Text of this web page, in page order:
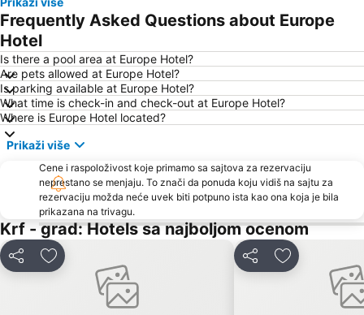
Nisaki
Aghios Georgios Argirades
Plaža Bella Vraka
Corfu International Airport
Plaža Kavos
Igoumenitsa
Lefkas - Town
Μoraitika
Paralies Kassiopis
Plava laguna
Mikri Ammos
K.T.E.L. Corfu
Agios Spyridon Church
Ionian Academy
Kerasia
Acharavi
Syri i Kaltër
Ekthesiako Kentro Kerkuras Corexpo
Plaža Ipsos
Agios Georgios
Zavia
Prapa Mali
Frequently Asked Questions about Europe
Hotel
Is there a pool area at Europe Hotel?
Are pets allowed at Europe Hotel?
Is parking available at Europe Hotel?
What time is check-in and check-out at Europe Hotel?
Where is Europe Hotel located?
Prikaži više
Cene i raspoloživost koje primamo sa sajtova za rezervaciju
neprestano se menjaju. To znači da ponuda koju vidiš na sajtu za
rezervaciju možda neće uvek biti potpuno ista kao ona koja je bila
prikazana na trivagu.
Krf - grad: Hotels sa najboljom ocenom
Deli Dodati u favorite Deli Dodati u